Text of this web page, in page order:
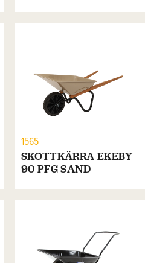
1565
SKOTTKÄRRA EKEBY
90 PFG SAND